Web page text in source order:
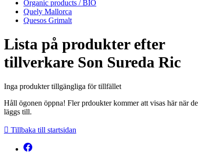
Organic products / BIO
Quely Mallorca
Quesos Grimalt
Lista på produkter efter
tillverkare Son Sureda Ric
Inga produkter tillgängliga för tillfället
Håll ögonen öppna! Fler prdoukter kommer att visas här när de
läggs till.
 Tillbaka till startsidan